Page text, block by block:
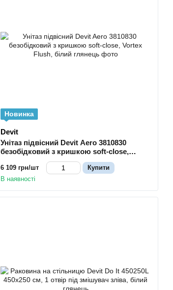
Новинка
Devit
Унітаз підвісний Devit Aero 3810830
безобідковий з кришкою soft-close,
Vortex Flush, білий глянець
6 109 грн/шт
Купити
В наявності